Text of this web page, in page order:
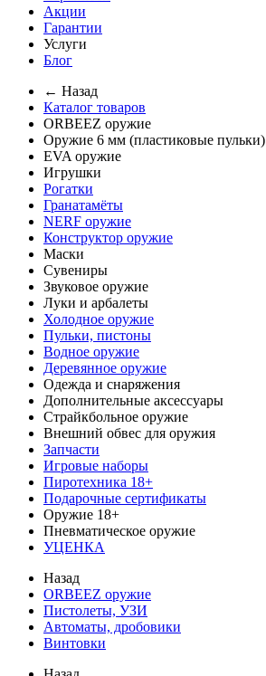
Акции
Гарантии
Услуги
Блог
← Назад
Каталог товаров
ORBEEZ оружие
Оружие 6 мм (пластиковые пульки)
EVA оружие
Игрушки
Рогатки
Гранатамёты
NERF оружие
Конструктор оружие
Маски
Сувениры
Звуковое оружие
Луки и арбалеты
Холодное оружие
Пульки, пистоны
Водное оружие
Деревянное оружие
Одежда и снаряжения
Дополнительные аксессуары
Страйкбольное оружие
Внешний обвес для оружия
Запчасти
Игровые наборы
Пиротехника 18+
Подарочные сертификаты
Оружие 18+
Пневматическое оружие
УЦЕНКА
Назад
ORBEEZ оружие
Пистолеты, УЗИ
Автоматы, дробовики
Винтовки